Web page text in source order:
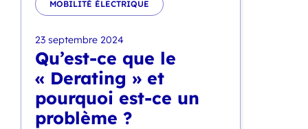
MOBILITÉ ÉLECTRIQUE
23 septembre 2024
Qu’est-ce que le
« Derating » et
pourquoi est-ce un
problème ?